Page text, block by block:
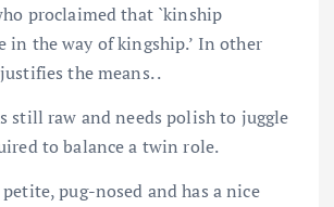
proclaimed that `kinship
in the way of kingship.’ In other
the means. .
still raw and needs polish to juggle
to balance a twin role.
petite, pug-nosed and has a nice